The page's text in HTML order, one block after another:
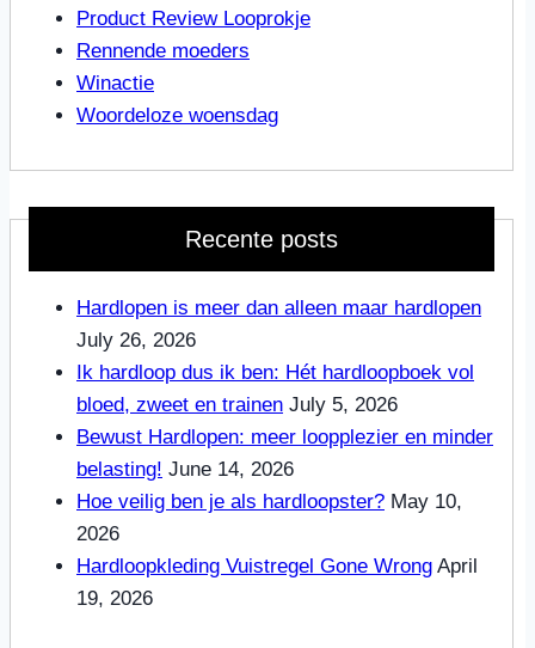
Product Review Looprokje
Rennende moeders
Winactie
Woordeloze woensdag
Recente posts
Hardlopen is meer dan alleen maar hardlopen
July 26, 2026
Ik hardloop dus ik ben: Hét hardloopboek vol
bloed, zweet en trainen July 5, 2026
Bewust Hardlopen: meer loopplezier en minder
belasting! June 14, 2026
Hoe veilig ben je als hardloopster? May 10,
2026
Hardloopkleding Vuistregel Gone Wrong April
19, 2026